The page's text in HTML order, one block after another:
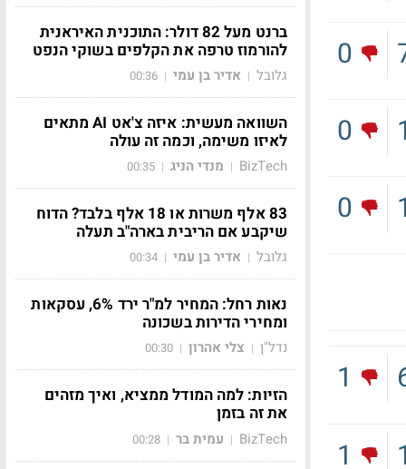
0
0
0
1
1
ברנט מעל 82 דולר: התוכנית האיראנית
להורמוז טרפה את הקלפים בשוקי הנפט
גלובל | אדיר בן עמי |
00:36
השוואה מעשית: איזה צ'אט AI מתאים
לאיזו משימה, וכמה זה עולה
BizTech
| מנדי הניג |
00:35
83 אלף משרות או 18 אלף בלבד? הדוח
שיקבע אם הריבית בארה"ב תעלה
גלובל | אדיר בן עמי |
00:34
נאות רחל: המחיר למ"ר ירד 6%, עסקאות
ומחירי הדירות בשכונה
נדל"ן | צלי אהרון |
00:30
הזיות: למה המודל ממציא, ואיך מזהים
את זה בזמן
BizTech
| עמית בר |
00:28